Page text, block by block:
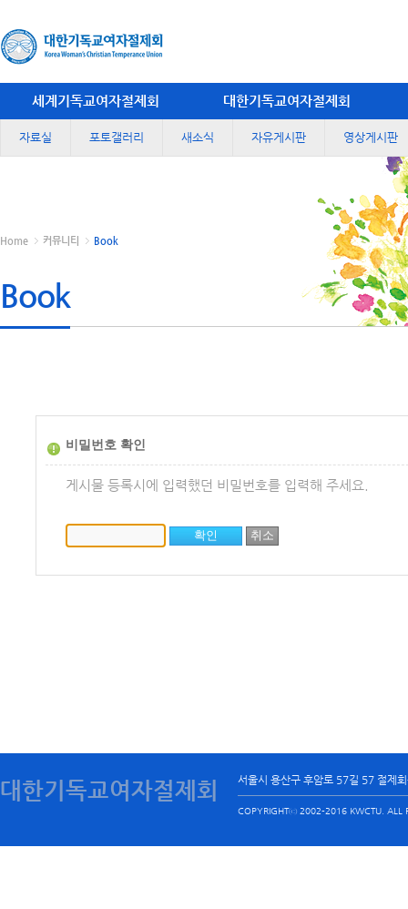
세계기독교여자절제회 대한기독교여자절제회
자료실 포토갤러리 새소식 자유게시판 영상게시판
Home 커뮤니티 Book
Book
비밀번호 확인
게시물 등록시에 입력했던 비밀번호를 입력해 주세요.
대한기독교여자절제회 서울시 용산구 후암로 57길 57 절제
COPYRIGHTⓒ 2002-2016 KWCTU. ALL